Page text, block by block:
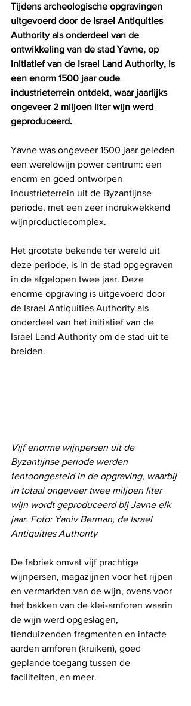
Tijdens archeologische opgravingen
uitgevoerd door de Israel Antiquities
Authority als onderdeel van de
ontwikkeling van de stad Yavne, op
initiatief van de Israel Land Authority, is
een enorm 1500 jaar oude
industrieterrein ontdekt, waar jaarlijks
ongeveer 2 miljoen liter wijn werd
geproduceerd.
Yavne was ongeveer 1500 jaar geleden
een wereldwijn power centrum: een
enorm en goed ontworpen
industrieterrein uit de Byzantijnse
periode, met een zeer indrukwekkend
wijnproductiecomplex.
Het grootste bekende ter wereld uit
deze periode, is in de stad opgegraven
in de afgelopen twee jaar. Deze
enorme opgraving is uitgevoerd door
de Israel Antiquities Authority als
onderdeel van het initiatief van de
Israel Land Authority om de stad uit te
breiden.
Vijf enorme wijnpersen uit de
Byzantijnse periode werden
tentoongesteld in de opgraving, waarbij
in totaal ongeveer twee miljoen liter
wijn wordt geproduceerd bij Javne elk
jaar. Foto: Yaniv Berman, de Israel
Antiquities Authority
De fabriek omvat vijf prachtige
wijnpersen, magazijnen voor het rijpen
en vermarkten van de wijn, ovens voor
het bakken van de klei-amforen waarin
de wijn werd opgeslagen,
tienduizenden fragmenten en intacte
aarden amforen (kruiken), goed
geplande toegang tussen de
faciliteiten, en meer.